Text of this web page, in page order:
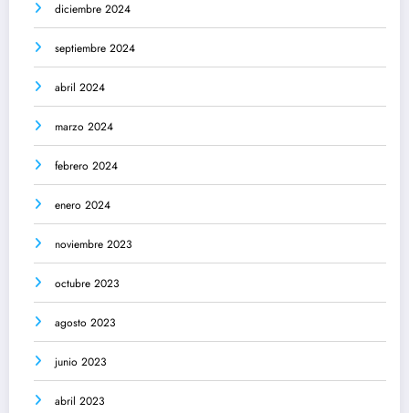
diciembre 2024
septiembre 2024
abril 2024
marzo 2024
febrero 2024
enero 2024
noviembre 2023
octubre 2023
agosto 2023
junio 2023
abril 2023